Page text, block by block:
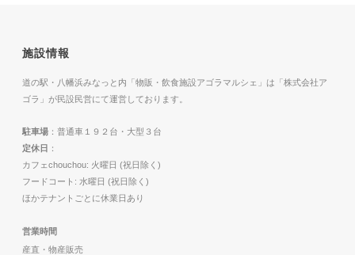
施設情報
道の駅・八幡浜みなっと内「物販・飲食施設アゴラマルシェ」は「株式会社ア
ゴラ」が民設民営にて運営しております。
駐車場 ：普通車１９２台・大型３台
定休日 ：
カフェchouchou: 火曜日 (祝日除く)
フードコート: 水曜日 (祝日除く)
ほかテナントごとに休業日あり
営業時間
産直・物産販売